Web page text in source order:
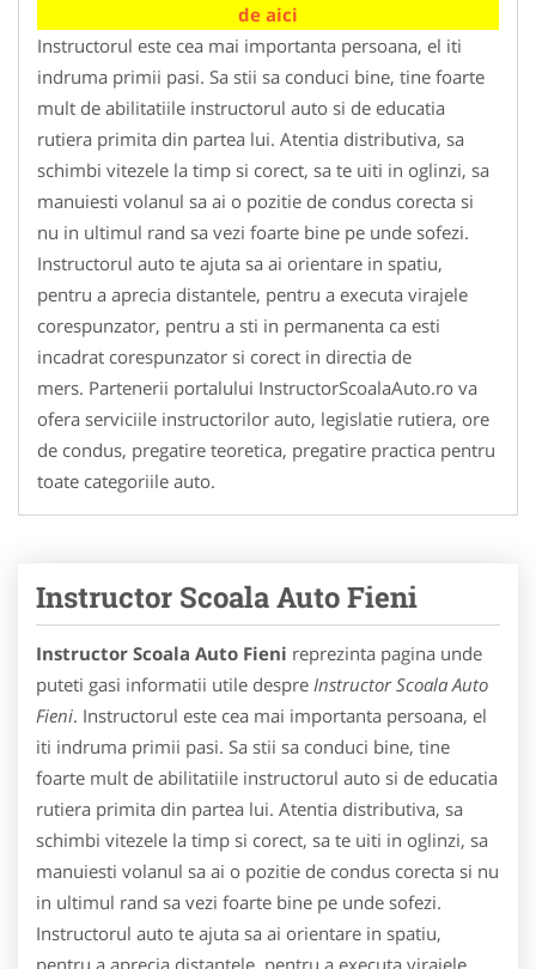
de aici
Instructorul este cea mai importanta persoana, el iti
indruma primii pasi. Sa stii sa conduci bine, tine foarte
mult de abilitatiile instructorul auto si de educatia
rutiera primita din partea lui. Atentia distributiva, sa
schimbi vitezele la timp si corect, sa te uiti in oglinzi, sa
manuiesti volanul sa ai o pozitie de condus corecta si
nu in ultimul rand sa vezi foarte bine pe unde sofezi.
Instructorul auto te ajuta sa ai orientare in spatiu,
pentru a aprecia distantele, pentru a executa virajele
corespunzator, pentru a sti in permanenta ca esti
incadrat corespunzator si corect in directia de
mers. Partenerii portalului InstructorScoalaAuto.ro va
ofera serviciile instructorilor auto, legislatie rutiera, ore
de condus, pregatire teoretica, pregatire practica pentru
toate categoriile auto.
Instructor Scoala Auto Fieni
Instructor Scoala Auto Fieni reprezinta pagina unde
puteti gasi informatii utile despre Instructor Scoala Auto
Fieni. Instructorul este cea mai importanta persoana, el
iti indruma primii pasi. Sa stii sa conduci bine, tine
foarte mult de abilitatiile instructorul auto si de educatia
rutiera primita din partea lui. Atentia distributiva, sa
schimbi vitezele la timp si corect, sa te uiti in oglinzi, sa
manuiesti volanul sa ai o pozitie de condus corecta si nu
in ultimul rand sa vezi foarte bine pe unde sofezi.
Instructorul auto te ajuta sa ai orientare in spatiu,
pentru a aprecia distantele, pentru a executa virajele